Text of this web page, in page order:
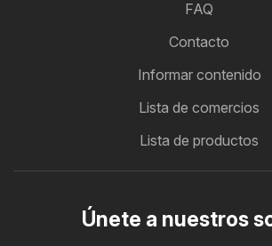
FAQ
Contacto
Informar contenido
Lista de comercios
Lista de productos
Únete a nuestros